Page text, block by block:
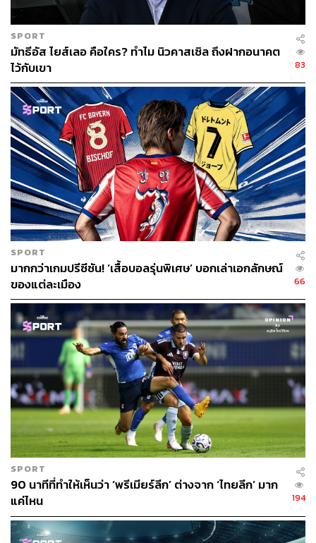
SPORT
มัทธีอัส ไยส์เลอ คือใคร? ทำไม นิวคาสเซิล ถึงฝากอนาคต
ไว้กับเขา
83
SPORT
มากกว่าเกมปรีซีซัน! ‘เสื้อบอลรุ่นพิเศษ’ บอกเล่าเอกลักษณ์
ของแต่ละเมือง
66
SPORT
90 นาทีที่ทำให้เห็นว่า ‘พรีเมียร์ลีก’ ต่างจาก ‘ไทยลีก’ มาก
แค่ไหน
194